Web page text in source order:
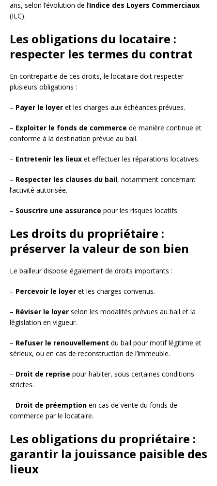
ans, selon l’évolution de l’Indice des Loyers Commerciaux
(ILC).
Les obligations du locataire :
respecter les termes du contrat
En contrepartie de ces droits, le locataire doit respecter
plusieurs obligations :
– Payer le loyer et les charges aux échéances prévues.
– Exploiter le fonds de commerce de manière continue et
conforme à la destination prévue au bail.
– Entretenir les lieux et effectuer les réparations locatives.
– Respecter les clauses du bail, notamment concernant
l’activité autorisée.
– Souscrire une assurance pour les risques locatifs.
Les droits du propriétaire :
préserver la valeur de son bien
Le bailleur dispose également de droits importants :
– Percevoir le loyer et les charges convenus.
– Réviser le loyer selon les modalités prévues au bail et la
législation en vigueur.
– Refuser le renouvellement du bail pour motif légitime et
sérieux, ou en cas de reconstruction de l’immeuble.
– Droit de reprise pour habiter, sous certaines conditions
strictes.
– Droit de préemption en cas de vente du fonds de
commerce par le locataire.
Les obligations du propriétaire :
garantir la jouissance paisible des
lieux